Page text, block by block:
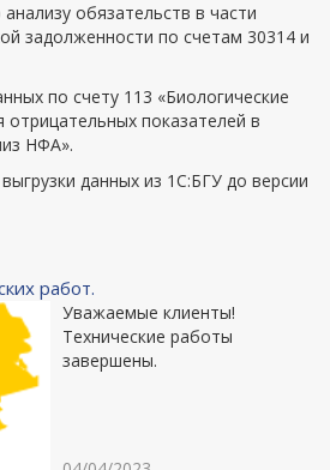
обязательств в части
задолженности по счетам 30314 и
по счету 113 «Биологические
показателей в
НФА».
данных из 1С:БГУ до версии
работ.
Уважаемые клиенты!
Технические работы
завершены.